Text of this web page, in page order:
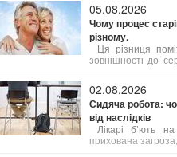
05.08.2026
Чому процес
різному.
Ця різниця
зовнішності до
фоні та навіть у
культивувало у
розглянемо, чому
замітку.
02.08.2026
Сидяча робота:
від наслідків
Лікарі б’ють
прихована